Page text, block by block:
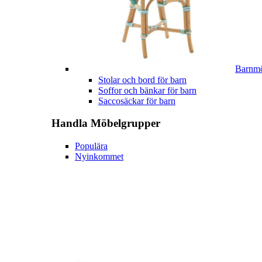
Stolar och bord för barn
Soffor och bänkar för barn
Saccosäckar för barn
Handla Möbelgrupper
Populära
Nyinkommet